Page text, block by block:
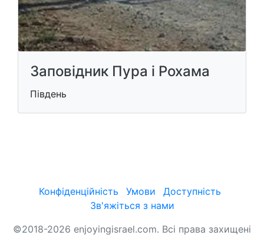
Заповідник Пура і Рохама
Південь
Конфіденційність Умови
Доступність
Зв'яжіться з нами
©2018-2026 enjoyingisrael.com. Всі права захищені